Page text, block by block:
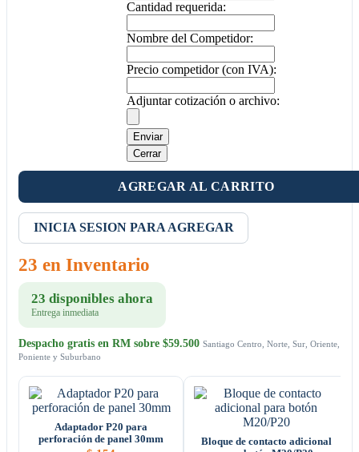
Cantidad requerida:
Nombre del Competidor:
Precio competidor (con IVA):
Adjuntar cotización o archivo:
Enviar
Cerrar
AGREGAR AL CARRITO
INICIA SESION PARA AGREGAR
23 en Inventario
23 disponibles ahora
Entrega inmediata
Despacho gratis en RM sobre $59.500 Santiago Centro, Norte, Sur, Oriente,
Poniente y Suburbano
Adaptador P20 para
perforación de panel 30mm
Bloque de contacto adicional